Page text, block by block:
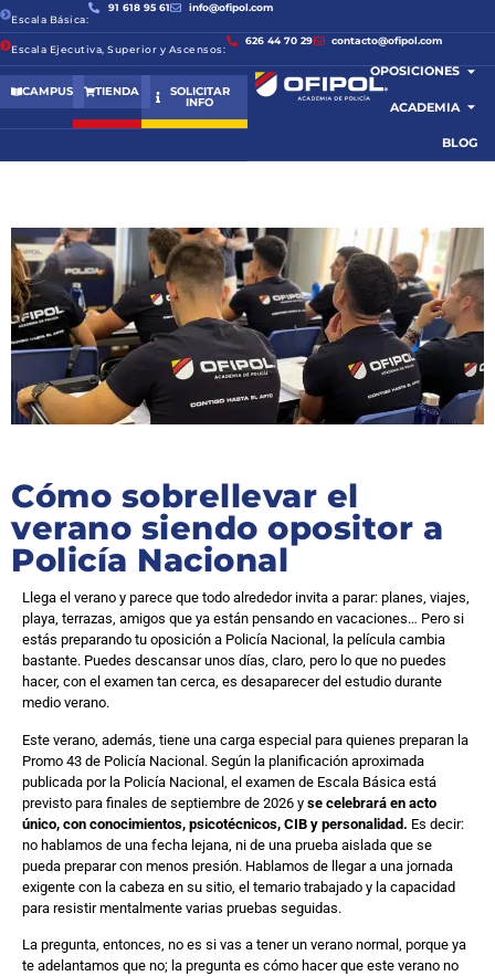
Escala Básica:
91 618 95 61 info@ofipol.com
Escala Ejecutiva, Superior y Ascensos:
626 44 70 29 contacto@ofipol.com
CAMPUS TIENDA SOLICITAR
INFO
OPOSICIONES
ACADEMIA
BLOG
Cómo sobrellevar el
verano siendo opositor a
Policía Nacional
Llega el verano y parece que todo alrededor invita a parar: planes, viajes,
playa, terrazas, amigos que ya están pensando en vacaciones… Pero si
estás preparando tu oposición a Policía Nacional, la película cambia
bastante. Puedes descansar unos días, claro, pero lo que no puedes
hacer, con el examen tan cerca, es desaparecer del estudio durante
medio verano.
Este verano, además, tiene una carga especial para quienes preparan la
Promo 43 de Policía Nacional. Según la planificación aproximada
publicada por la Policía Nacional, el examen de Escala Básica está
previsto para finales de septiembre de 2026 y se celebrará en acto
único, con conocimientos, psicotécnicos, CIB y personalidad. Es decir:
no hablamos de una fecha lejana, ni de una prueba aislada que se
pueda preparar con menos presión. Hablamos de llegar a una jornada
exigente con la cabeza en su sitio, el temario trabajado y la capacidad
para resistir mentalmente varias pruebas seguidas.
La pregunta, entonces, no es si vas a tener un verano normal, porque ya
te adelantamos que no; la pregunta es cómo hacer que este verano no